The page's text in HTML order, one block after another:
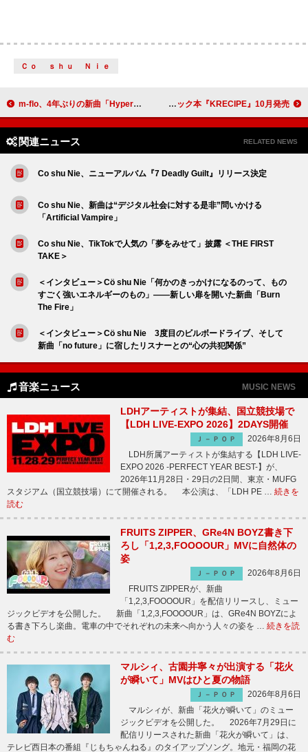
Ｃｏ ｓｈｕ Ｎｉｅ
m-flo、4年ぶりの新曲「HyperNova」のMV公開 KREVAの軌跡を集約、インタビューやポートレートなど掲載のムック本『KRECIPE』10月発売
関連ニュース RELATED NEWS
Co shu Nie、ニューアルバム『7 Deadly Guilt』リリース決定
Co shu Nie、新曲は“デジタル社会に対する是非”問いかける
「Artificial Vampire」
Co shu Nie、TikTokで人気の「夢をみせて」披露 ＜THE FIRST
TAKE＞
＜インタビュー＞Cö shu Nie「何かのきっかけになるのって、もの
すごく強いエネルギーのもの」――新しい扉を開いた新曲「Burn
The Fire」
＜インタビュー＞Cö shu Nie 3度目のビルボードライブ、そして
新曲「no future」に宿したリスナーとの“心の共犯関係”
音楽ニュース MUSIC NEWS
LDHアーティストが集結、国立競技場で
【LDH LIVE-EXPO 2026】2DAYS開催
Ｊ－ＰＯＰ
2026年8月6日
LDH所属アーティストが集結する【LDH LIVE-
EXPO 2026 -PERFECT YEAR BEST-】が、
2026年11月28日・29日の2日間、東京・MUFG
スタジアム（国立競技場）にて開催される。 本公演は、「LDH PE … 続きを
読む
FRUITS ZIPPER、GRe4N BOYZ書き下
ろし「1,2,3,FOOOOUR」MVに自然体の
姿
Ｊ－ＰＯＰ
2026年8月6日
FRUITS ZIPPERが、新曲
「1,2,3,FOOOOUR」を配信リリースし、ミュー
ジックビデオを公開した。 新曲「1,2,3,FOOOOUR」は、GRe4N BOYZによ
る書き下ろし楽曲。電車の中でそれぞれの未来へ向かう人々の姿を … 続きを読
む
マルシィ、古園井寧々が出演する「花火
が瞬いて」MVはひと夏の物語
Ｊ－ＰＯＰ
2026年8月6日
マルシィが、新曲「花火が瞬いて」のミュー
ジックビデオを公開した。 2026年7月29日に
配信リリースされた新曲「花火が瞬いて」は、
テレビ西日本の番組『じもちゃんねる』のタイアップソング。地元・福岡の花